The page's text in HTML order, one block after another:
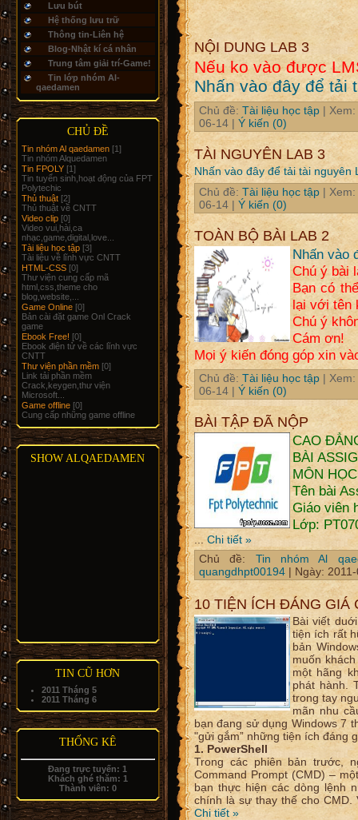
Lưu bút
Hệ thống lưu trữ
Thông tin-Liên hệ
Blog-Nhật kí cá nhân
Trung tâm giải trí-Game!
Tin lớp nhóm Al-
qaedamen
CHỦ ĐỀ
Tin nhóm Al qaedamen [1]
Tin nhóm Alquedamen
Tin FPOLY [1]
Tin tuyển sinh,hoạt động của FPT
Polytechic
Thủ thuật [2]
Thủ thuật về CNTT
Video clip [0]
Video vui,hài,ca
nhạc,game,digital,love...
Tài liệu học tập [3]
Tài liệu về lĩnh vực CNTT
HTML-CSS [0]
Thư viện cung cấp mã
html,css,theme cho
blog,website,...
Game Online [0]
Bản cài đặt game Onl Crack
game
Ebook Free! [0]
Ebook điện tử về các lĩnh vực
CNTT
Thư viện phần mềm [0]
Link tải phần mềm
Crack,keygen,thư viện
Microsoft...
Game offline [0]
Cung cấp những game offline
SHOW ALQAEDAMEN
TIN CŨ HƠN
2011 Tháng 5
2011 Tháng 6
THỐNG KÊ
Đang trực tuyến: 1
Khách ghé thăm: 1
Thành viên: 0
NỘI DUNG LAB 3
Nếu ko vào được
Nhấn vào đây để tải
Chủ đề: Tài liệu học tập |
06-14 | Ý kiến (0)
TÀI NGUYÊN LAB 3
Nhấn vào đây để tải tài nguyên
Chủ đề: Tài liệu học tập |
06-14 | Ý kiến (0)
TOÀN BỘ BÀI LAB 2
Nhấn vào
Chú ý bài
Bạn có
lại với tên
Chú ý
Cám ơn!
Mọi ý kiến đóng góp xin
Chủ đề: Tài liệu học tập |
06-14 | Ý kiến (0)
BÀI TẬP ĐÃ NỘP
CAO
BÀI
MÔN
Tên bài
Giáo viên
Lớp:
...Chi tiết »
Chủ đề: Tin nhóm Al
quangdhpt00194 | Ngày:
10 TIỆN ÍCH ĐÁNG GIÁ
Bài viết
tiện ích rất
bản
muốn
một hãng
phát hành.
trong tay
mãn nhu
bạn đang sử dụng Windows 7
"gửi gắm” những tiện ích đáng
1. PowerShell
Trong các phiên bản trước,
Command Prompt (CMD) –
bạn thực hiện các dòng lệnh
chính là sự thay thế cho
Chi tiết »